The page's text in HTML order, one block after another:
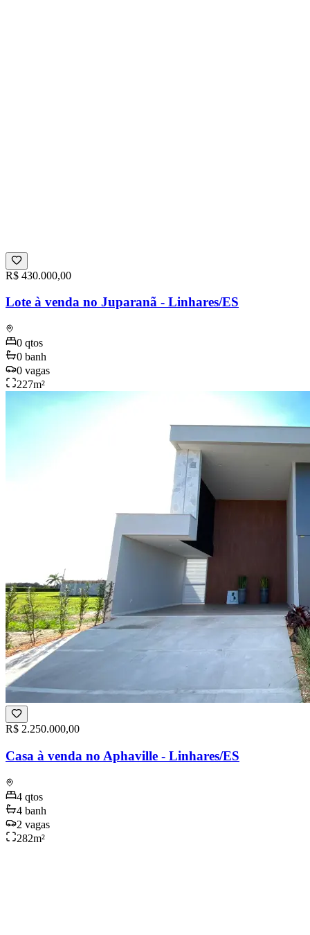
R$ 430.000,00
Lote à venda no Juparanã - Linhares/ES
0 qtos
0 banh
0 vagas
227m²
R$ 2.250.000,00
Casa à venda no Aphaville - Linhares/ES
4 qtos
4 banh
2 vagas
282m²